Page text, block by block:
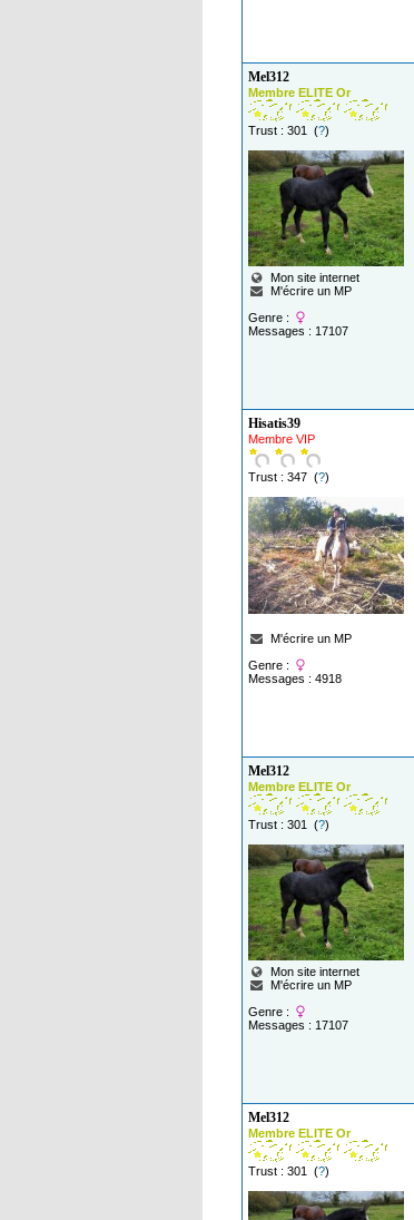
Mel312
Membre ELITE Or
Trust : 301 (?)
Mon site internet
M'écrire un MP
Genre :
Messages : 17107
Hisatis39
Membre VIP
Trust : 347 (?)
M'écrire un MP
Genre :
Messages : 4918
Mel312
Membre ELITE Or
Trust : 301 (?)
Mon site internet
M'écrire un MP
Genre :
Messages : 17107
Mel312
Membre ELITE Or
Trust : 301 (?)